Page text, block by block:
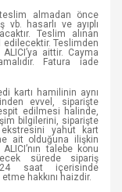
almadan önce
vb. hasarlı ve ayıplı
Teslim alınan
Teslimden
aittir. Cayma
Fatura iade
kartı hamilinin aynı
evvel, siparişte
edilmesi halinde,
bilgilerini, siparişte
yahut kart
ait olduğuna ilişkin
talebe konu
sürede sipariş
saat içerisinde
hakkını haizdir.